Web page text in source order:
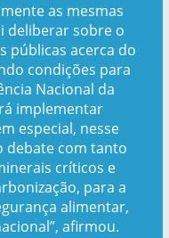
as mesmas
deliberar sobre o
públicas acerca do
condições para
Nacional da
implementar
especial, nesse
debate com tanto
críticos e
para a
alimentar,
afirmou.